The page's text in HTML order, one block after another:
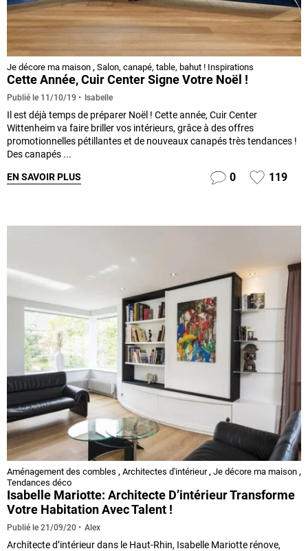
Je décore ma maison , Salon, canapé, table, bahut ! Inspirations
Cette Année, Cuir Center Signe Votre Noël !
Publié le 11/10/19 Isabelle
Il est déjà temps de préparer Noël ! Cette année, Cuir Center
Wittenheim va faire briller vos intérieurs, grâce à des offres
promotionnelles pétillantes et de nouveaux canapés très tendances !
Des canapés ...
EN SAVOIR PLUS 0 119
Aménagement des combles , Architectes d'intérieur, Je décore ma maison ,
Tendances déco
Isabelle Mariotte: Architecte D’intérieur Transforme
Votre Habitation Avec Talent !
Publié le 21/09/20 Alex
Architecte d’intérieur dans le Haut-Rhin, Isabelle Mariotte rénove,